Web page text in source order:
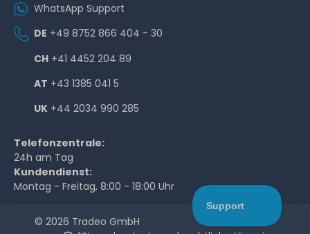
WhatsApp Support
DE +49 8752 866 404 - 30
CH +41 4452 204 89
AT +43 1385 041 5
UK +44 2034 990 285
Telefonzentrale:
24h am Tag
Kundendienst:
Montag - Freitag, 8:00 - 18:00 Uhr
© 2026 Tradeo GmbH